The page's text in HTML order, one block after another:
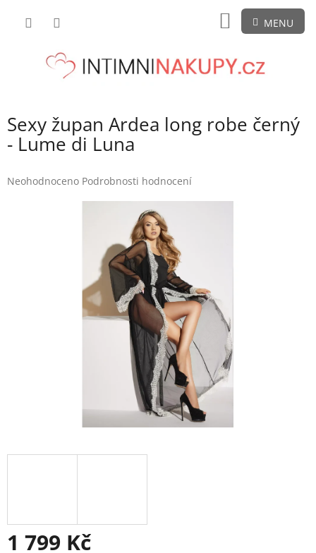
NÁKUPNÍ
KOŠÍK
Sexy župan Ardea long robe černý
- Lume di Luna
Průměrné
Neohodnoceno Podrobnosti hodnocení
1 799 Kč